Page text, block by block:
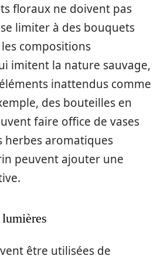
floraux ne doivent pas
limiter à des bouquets
les compositions
imitent la nature sauvage,
inattendus comme
des bouteilles en
faire office de vases
herbes aromatiques
peuvent ajouter une
être utilisées de